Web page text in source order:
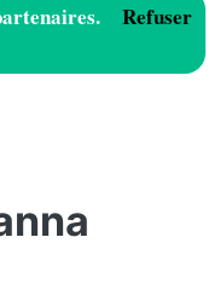
Refuser